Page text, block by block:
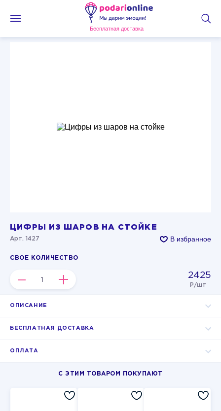
Бесплатная доставка
ЦИФРЫ ИЗ ШАРОВ НА СТОЙКЕ
Арт. 1427 В избранное
СВОЕ КОЛИЧЕСТВО
– + 2425
Р/шт
ОПИСАНИЕ
БЕСПЛАТНАЯ ДОСТАВКА
ОПЛАТА
С ЭТИМ ТОВАРОМ ПОКУПАЮТ